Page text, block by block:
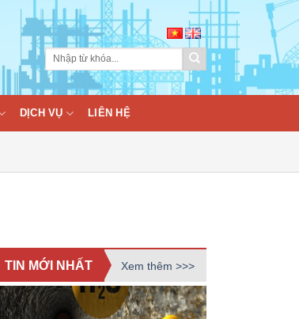
DỊCH VỤ LIÊN HỆ
TIN MỚI NHẤT Xem thêm >>>